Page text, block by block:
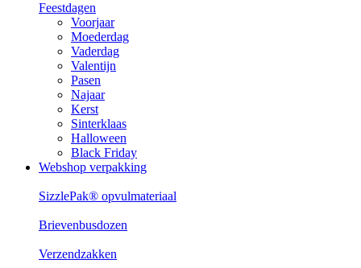
Feestdagen
Voorjaar
Moederdag
Vaderdag
Valentijn
Pasen
Najaar
Kerst
Sinterklaas
Halloween
Black Friday
Webshop verpakking
SizzlePak® opvulmateriaal
Brievenbusdozen
Verzendzakken